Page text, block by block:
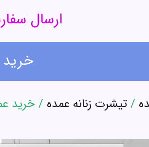
ارسال
/تیشرت زنانه عمده / خرید